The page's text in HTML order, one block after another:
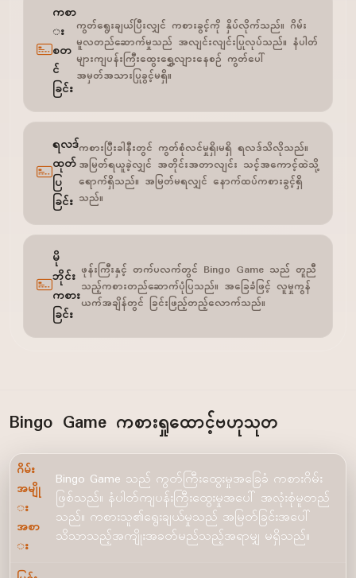
ကစာ
း
စတ
င်
ခြင်း
ကွတ်ရွေးချယ်ပြီးလျှင် ကစားခွင့်ကို နှိပ်လိုက်သည်။ ဂိမ်း
မူလတည်ဆောက်မှုသည် အလျင်းလျင်းပြုလုပ်သည်။ နံပါတ်
များကျပန်းကြီးထွေးရွှေ့လျားနေစဉ် ကွတ်ပေါ်
အမှတ်အသားပြုခွင့်မရှိ။
ရလဒ်
ထုတ်
ပြ
ခြင်း
ကစားပြီးခါနီးတွင် ကွတ်စုံလင်မှုရှိ၊မရှိ ရလဒ်သိလိုသည်။
အမြတ်ရယူခဲ့လျှင် အတိုင်းအတာလျင်း သင့်အကောင့်ထဲသို့
ရောက်ရှိသည်။ အမြတ်မရလျှင် နောက်ထပ်ကစားခွင့်ရှိ
သည်။
မို
ဘိုင်း
ကစား
ခြင်း
ဖုန်းကြီးနှင့် တက်ပလက်တွင် Bingo Game သည် တူညီ
သည့်ကစားတည်ဆောက်ပုံပြသည်။ အခြေခံဖြင့် လူမှုကွန်
ယက်အချိန်တွင် ခြင်းဖြည့်တည့်လောက်သည်။
Bingo Game ကစားရှုထောင့်ဗဟုသုတ
ဂိမ်း
အမျို
း
အစာ
း
Bingo Game သည် ကွတ်ကြီးထွေးမှုအခြေခံ ကစားဂိမ်း
ဖြစ်သည်။ နံပါတ်ကျပန်းကြီးထွေးမှုအပေါ် အလုံးစုံမူတည်
သည်။ ကစားသူ၏ရွေးချယ်မှုသည် အမြတ်ခြင်းအပေါ်
သိသာသည့်အကျိုးအခတ်မည်သည့်အရာမျှ မရှိသည်။